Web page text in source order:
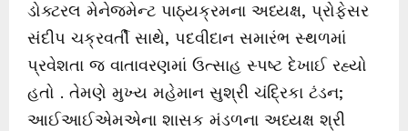
ડોક્ટરલ મેનેજમેન્ટ પાઠ્યક્રમના અધ્યક્ષ, પ્રોફેસર
સંદીપ ચક્રવર્તી સાથે, પદવીદાન સમારંભ સ્થળમાં
પ્રવેશતા જ વાતાવરણમાં ઉત્સાહ સ્પષ્ટ દેખાઈ રહ્યો
હતો . તેમણે મુખ્ય મહેમાન સુશ્રી ચંદ્રિકા ટંડન;
આઈઆઈએમએના શાસક મંડળના અધ્યક્ષ શ્રી